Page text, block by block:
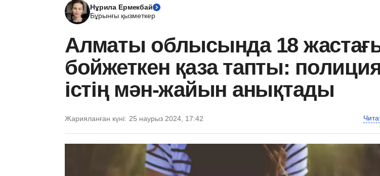
Нұрила Ермекбай
Бұрынғы қызметкер
Алматы облысында 18
бойжеткен қаза тапты:
істің мән-жайын анықтады
Жарияланған күні: 25 наурыз 2024, 17:42